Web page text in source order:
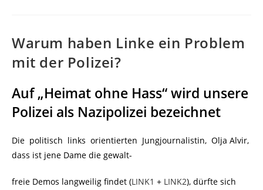
Warum haben Linke ein Problem
mit der Polizei?
Auf „Heimat ohne Hass“ wird unsere
Polizei als Nazipolizei bezeichnet
Die politisch links orientierten Jungjournalistin, Olja Alvir,
dass ist jene Dame die gewalt-
freie Demos langweilig findet (LINK1 + LINK2), dürfte sich